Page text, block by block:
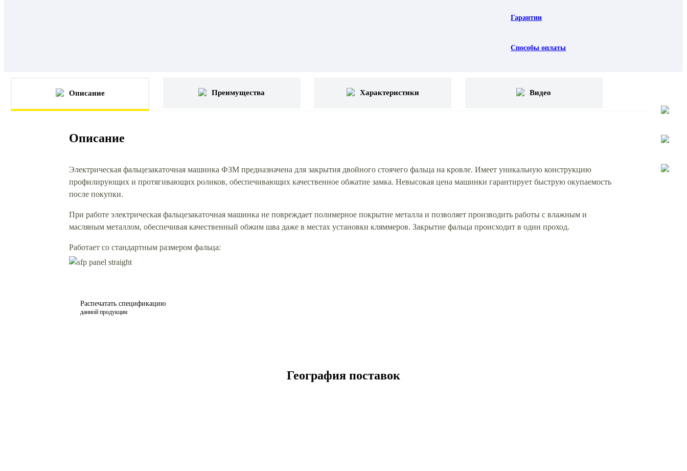
Гарантии
Способы оплаты
Описание Преимущества Характеристики Видео
Описание
Электрическая фальцезакаточная машинка ФЗМ предназначена для закрытия двойного стоячего фальца на кровле. Имеет уникальную конструкцию
профилирующих и протягивающих роликов, обеспечивающих качественное обжатие замка. Невысокая цена машинки гарантирует быструю окупаемость
после покупки.
При работе электрическая фальцезакаточная машинка не повреждает полимерное покрытие металла и позволяет производить работы с влажным и
масляным металлом, обеспечивая качественный обжим шва даже в местах установки кляммеров. Закрытие фальца происходит в один проход.
Работает со стандартным размером фальца:
Распечатать спецификацию
данной продукции
География поставок